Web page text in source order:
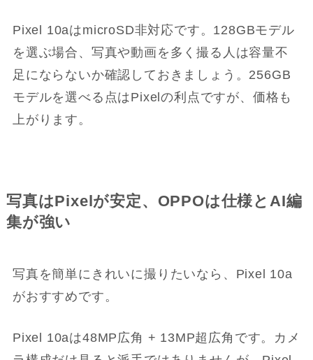
Pixel 10aはmicroSD非対応です。128GBモデル
を選ぶ場合、写真や動画を多く撮る人は容量不
足にならないか確認しておきましょう。256GB
モデルを選べる点はPixelの利点ですが、価格も
上がります。
写真はPixelが安定、OPPOは仕様とAI編
集が強い
写真を簡単にきれいに撮りたいなら、Pixel 10a
がおすすめです。
Pixel 10aは48MP広角 + 13MP超広角です。カメ